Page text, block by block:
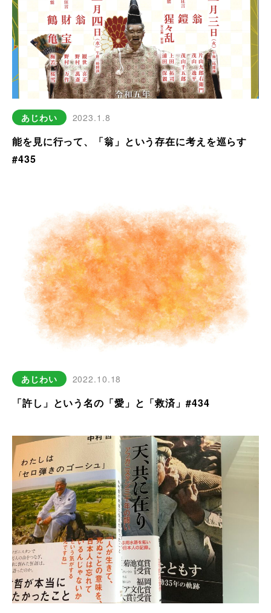
あじわい 2023.1.8
能を見に行って、「翁」という存在に考えを巡らす
#435
あじわい 2022.10.18
「許し」という名の「愛」と「救済」#434